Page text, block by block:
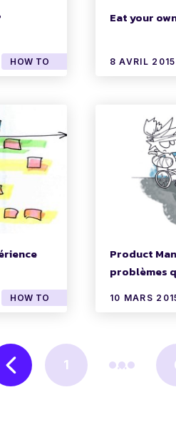
HOW TO
Eat your
8 AVRIL 2015
HOW TO
Product
problèmes
10 MARS
1 ...